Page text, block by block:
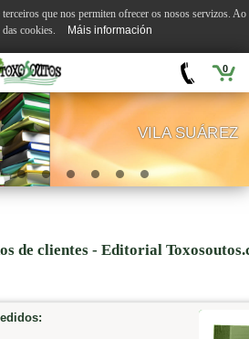
0
VILA SUÁREZ
de clientes - Editorial
terceiros que nos permiten ofrecer os nosos servizos.
cookies.
Máis información